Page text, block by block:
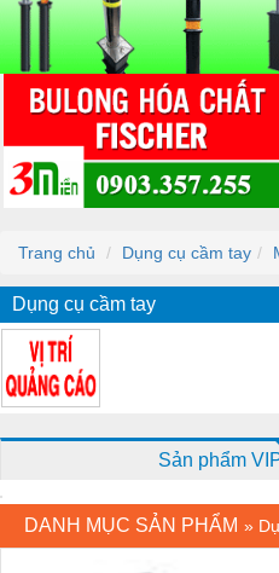
Trang chủ Dụng cụ cầm tay
Dụng cụ cầm tay
Sản phẩm
DANH MỤC SẢN PHẨM »